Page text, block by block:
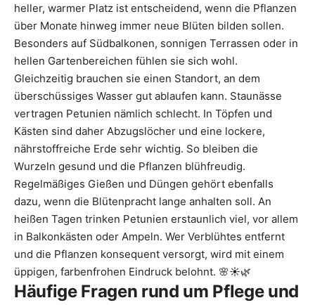
heller, warmer Platz ist entscheidend, wenn die Pflanzen
über Monate hinweg immer neue Blüten bilden sollen.
Besonders auf Südbalkonen, sonnigen Terrassen oder in
hellen Gartenbereichen fühlen sie sich wohl.
Gleichzeitig brauchen sie einen Standort, an dem
überschüssiges Wasser gut ablaufen kann. Staunässe
vertragen Petunien nämlich schlecht. In Töpfen und
Kästen sind daher Abzugslöcher und eine lockere,
nährstoffreiche Erde sehr wichtig. So bleiben die
Wurzeln gesund und die Pflanzen blühfreudig.
Regelmäßiges Gießen und Düngen gehört ebenfalls
dazu, wenn die Blütenpracht lange anhalten soll. An
heißen Tagen trinken Petunien erstaunlich viel, vor allem
in Balkonkästen oder Ampeln. Wer Verblühtes entfernt
und die Pflanzen konsequent versorgt, wird mit einem
üppigen, farbenfrohen Eindruck belohnt. 🌸☀️🌿
Häufige Fragen rund um Pflege und